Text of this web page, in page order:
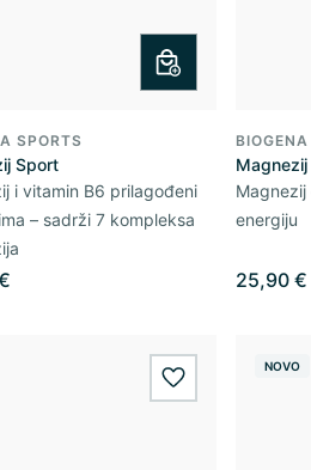
SPORTS
Sport
i vitamin B6 prilagođeni
– sadrži 7 kompleksa
energiju
25,90 €
wishlist.add
NOVO